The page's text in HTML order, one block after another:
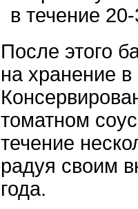
в течение
После этого
на хранение
томатном
течение
радуя своим
года.